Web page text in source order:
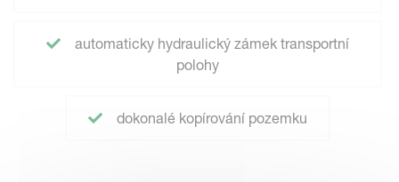
automaticky hydraulický zámek transportní
polohy
dokonalé kopírování pozemku